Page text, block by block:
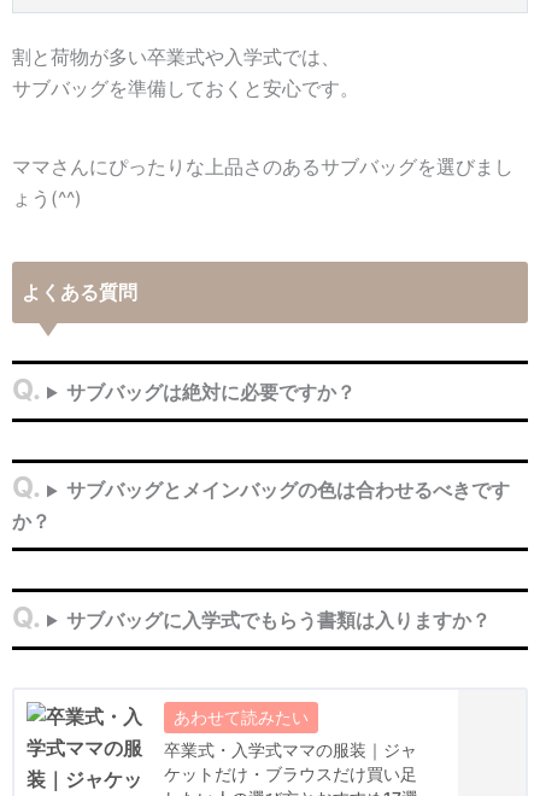
割と荷物が多い卒業式や入学式では、
サブバッグを準備しておくと安心です。
ママさんにぴったりな上品さのあるサブバッグを選びまし
ょう(^^)
よくある質問
サブバッグは絶対に必要ですか？
サブバッグとメインバッグの色は合わせるべきです
か？
サブバッグに入学式でもらう書類は入りますか？
卒業式・入学式ママの服装｜ジャ
ケットだけ・ブラウスだけ買い足